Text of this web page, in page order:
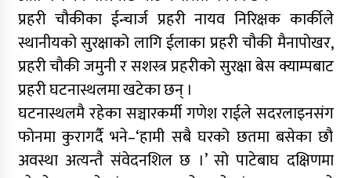
प्रहरी चौकीका ईन्चार्ज प्रहरी नायव निरिक्षक कार्कीले
स्थानीयको सुरक्षाको लागि ईलाका प्रहरी चौकी मैनापोखर,
प्रहरी चौकी जमुनी र सशस्त्र प्रहरीको सुरक्षा बेस क्याम्पबाट
प्रहरी घटनास्थलमा खटेका छन् ।
घटनास्थलमै रहेका सञ्चारकर्मी गणेश राईले सदरलाइनसंग
फोनमा कुरागर्दै भने–‘हामी सबै घरको छतमा बसेका छौ
अवस्था अत्यन्तै संवेदनशिल छ ।’ सो पाटेबाघ दक्षिणमा